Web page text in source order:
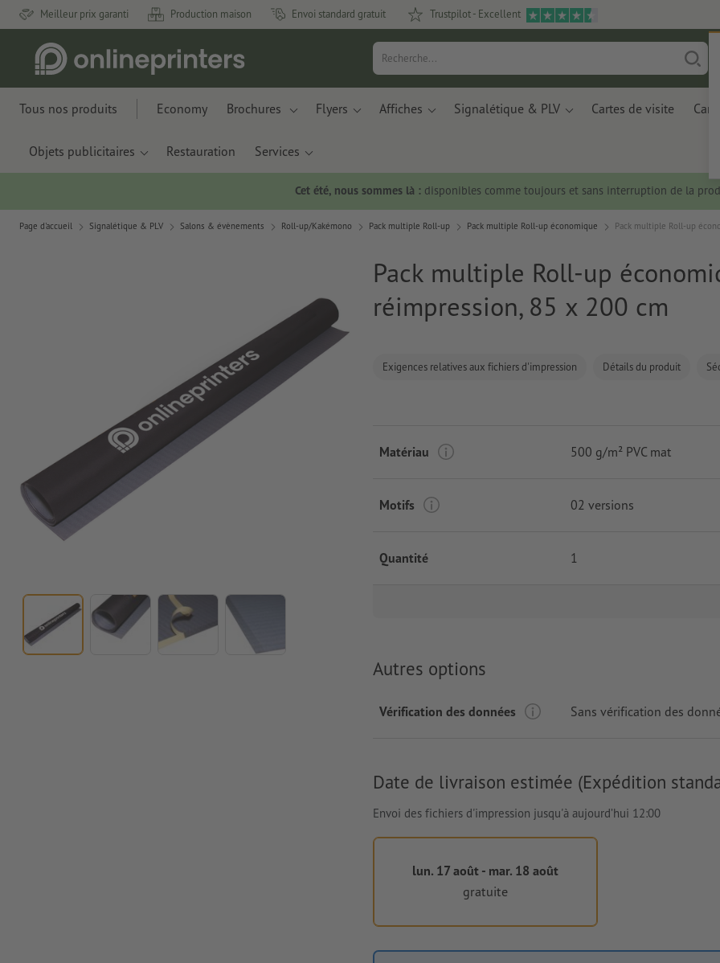
Meilleur prix garanti Production maison Envoi standard gratuit Trustpilot - Excellent
Tous nos produits Economy Brochures Flyers Affiches Signalétique & PLV Cartes de visite
Objets publicitaires Restauration Services
Cet été, nous sommes là :disponibles comme toujours et sans interruption de la
Page d'accueil Signalétique & PLV Salons & évènements Roll-up/Kakémono Pack multiple Roll-up Pack multiple Roll-up économique Pack multiple Roll-up
Pack multiple Roll-up
réimpression, 85 x 200 cm
Exigences relatives aux fichiers d'impression Détails du produit
Matériau 500 g/m² PVC mat
Motifs 02 versions
Quantité 1
Autres options
Vérification des données Sans vérification des
Date de livraison estimée (Expédition
Envoi des fichiers d'impression jusqu'à aujourd’hui 12:00
lun. 17 août - mar. 18 août
gratuite